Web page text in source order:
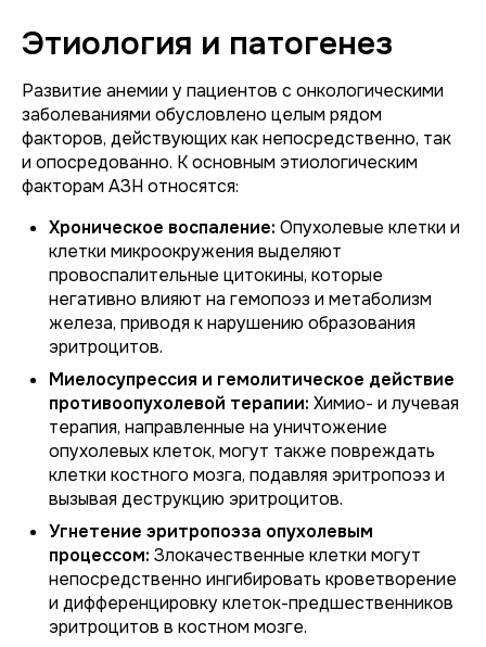
Этиология и патогенез
Развитие анемии у пациентов с онкологическими
заболеваниями обусловлено целым рядом
факторов, действующих как непосредственно, так
и опосредованно. К основным этиологическим
факторам АЗН относятся:
Хроническое воспаление: Опухолевые клетки и
клетки микроокружения выделяют
провоспалительные цитокины, которые
негативно влияют на гемопоэз и метаболизм
железа, приводя к нарушению образования
эритроцитов.
Миелосупрессия и гемолитическое действие
противоопухолевой терапии: Химио- и лучевая
терапия, направленные на уничтожение
опухолевых клеток, могут также повреждать
клетки костного мозга, подавляя эритропоэз и
вызывая деструкцию эритроцитов.
Угнетение эритропоэза опухолевым
процессом: Злокачественные клетки могут
непосредственно ингибировать кроветворение
и дифференцировку клеток-предшественников
эритроцитов в костном мозге.